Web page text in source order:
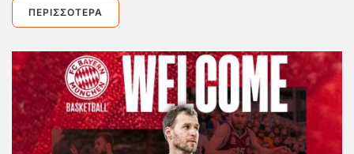
ΠΕΡΙΣΣΌΤΕΡΑ